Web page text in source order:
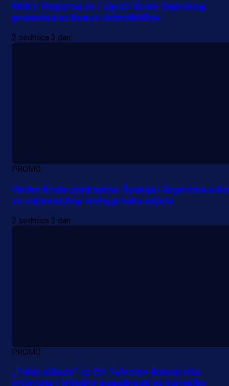
MrBit: Registruj se i isprati finale Svjetskog
prvenstva uz bonus dobrodošlice
2 sedmica 3 dan
PROMO
Veliko finale pred nama: Španija i Argentina u
za najprestižniji trofej prvaka svijeta
2 sedmica 3 dan
PROMO
„Talas ušteda“ uz BH Telecom donosi više
interneta i vrijedne pogodnosti za korisnike